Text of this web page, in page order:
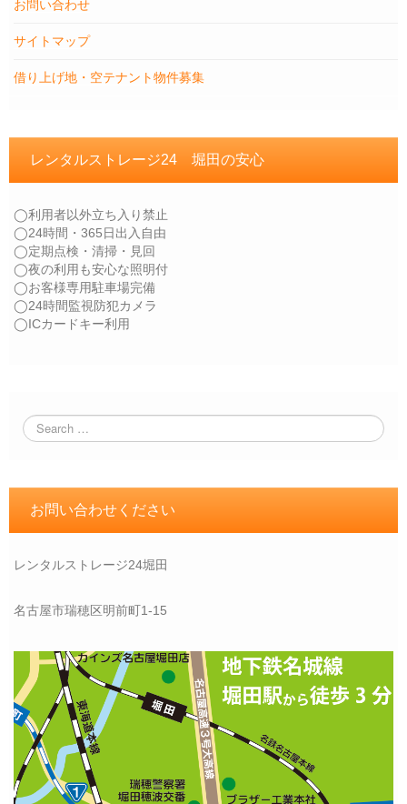
お問い合わせ
サイトマップ
借り上げ地・空テナント物件募集
レンタルストレージ24 堀田の安心
◯利用者以外立ち入り禁止
◯24時間・365日出入自由
◯定期点検・清掃・見回
◯夜の利用も安心な照明付
◯お客様専用駐車場完備
◯24時間監視防犯カメラ
◯ICカードキー利用
お問い合わせください
レンタルストレージ24堀田
名古屋市瑞穂区明前町1-15